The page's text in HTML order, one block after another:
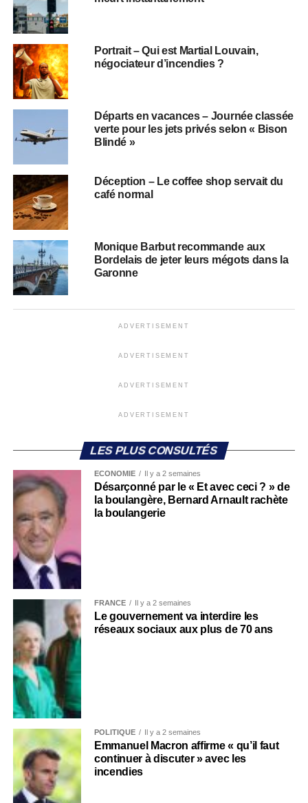
Portrait – Qui est Martial Louvain,
négociateur d’incendies ?
Départs en vacances – Journée classée
verte pour les jets privés selon « Bison
Blindé »
Déception – Le coffee shop servait du
café normal
Monique Barbut recommande aux
Bordelais de jeter leurs mégots dans la
Garonne
ADVERTISEMENT
ADVERTISEMENT
ADVERTISEMENT
ADVERTISEMENT
LES PLUS CONSULTÉS
ECONOMIE Il y a 2 semaines
Désarçonné par le « Et avec ceci ? » de
la boulangère, Bernard Arnault rachète
la boulangerie
FRANCE Il y a 2 semaines
Le gouvernement va interdire les
réseaux sociaux aux plus de 70 ans
POLITIQUE Il y a 2 semaines
Emmanuel Macron affirme « qu’il faut
continuer à discuter » avec les
incendies